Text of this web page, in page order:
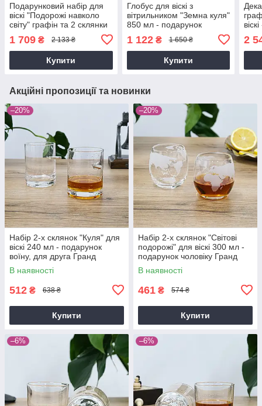
Подарунковий набір для
віскі "Подорожі навколо
світу" графін та 2 склянки
брату Гранд Презент
GP240022
1 709 ₴ 2 133 ₴
Купити
Глобус для віскі з
вітрильником "Земна куля"
850 мл - подарунок
GP240015
1 122₴ 1 650 ₴
Купити
2
Акційні пропозиції та новинки
–20%
Набір 2-х склянок "Куля" для
віскі 240 мл - подарунок
воїну, для друга Гранд
Презент GP241200P
В наявності
512 ₴ 638 ₴
Купити
–20%
Набір 2-х склянок "Світові
подорожі" для віскі 300 мл -
подарунок чоловіку Гранд
Презент GP24119K
В наявності
461 ₴ 574 ₴
Купити
–6% –6%